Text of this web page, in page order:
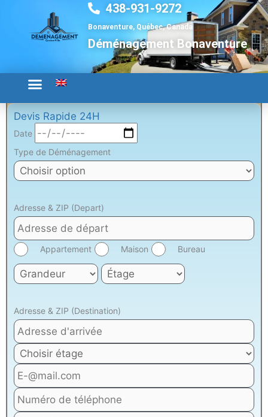
contenu
438-931-9272
Bonaventure, Québec, Canada
Déménagement Bonaventure
Devis Rapide 24H
Date
Type de Déménagement
Adresse & ZIP (Depart)
Appartement Maison Bureau
Adresse & ZIP (Destination)